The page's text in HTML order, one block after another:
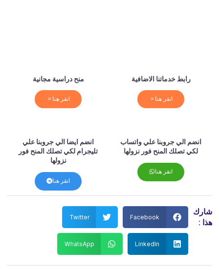
رابط خدماتنا الاضافية
انقر هنا
منح دراسية مجانية
انقر هنا
انضم الي جروبنا علي واتساب
لكي تصلك المنح فور نزولها
انقر هنا
انضم ايضا الي جروبنا علي
تليجرام لكي تصلك المنح فور
نزولها
انقر هنا
شارك
هذا :
Facebook
Twitter
LinkedIn
WhatsApp